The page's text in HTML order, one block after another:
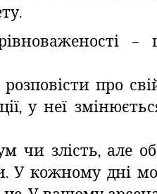
про
у неї
чи злість, але
У кожному дні